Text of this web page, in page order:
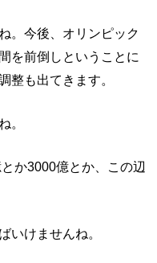
。今後、オリンピック
を前倒しということに
整も出てきます。
。
か3000億とか、この辺
いけませんね。